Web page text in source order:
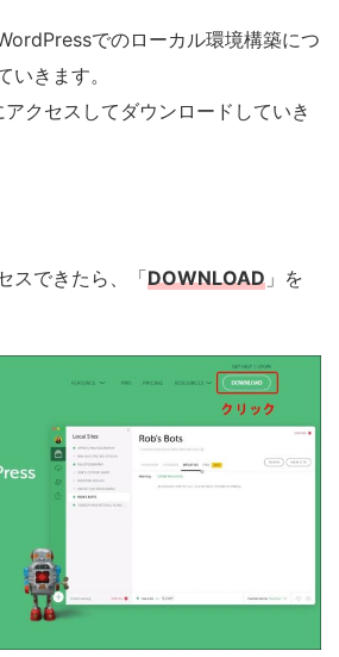
でのローカル環境構築につ
いきます。
アクセスしてダウンロードしていき
スできたら、「DOWNLOAD 」を